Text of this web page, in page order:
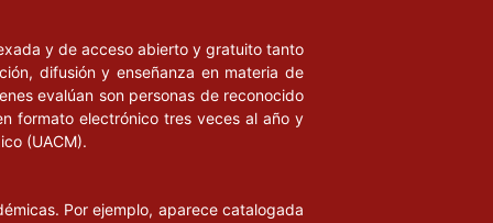
y de acceso abierto y gratuito tanto
difusión y enseñanza en materia de
evalúan son personas de reconocido
formato electrónico tres veces al año y
(UACM).
Por ejemplo, aparece catalogada